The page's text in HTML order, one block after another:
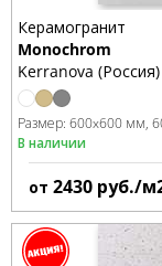
Керамогранит
Monochrom
Kerranova (Россия)
Размер: 600x600 мм
В наличии
от 2430 руб./